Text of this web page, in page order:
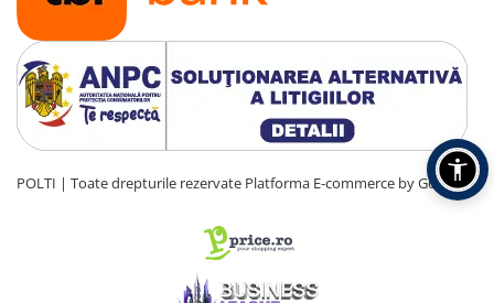
POLTI | Toate drepturile rezervate Platforma E-commerce by Gomag